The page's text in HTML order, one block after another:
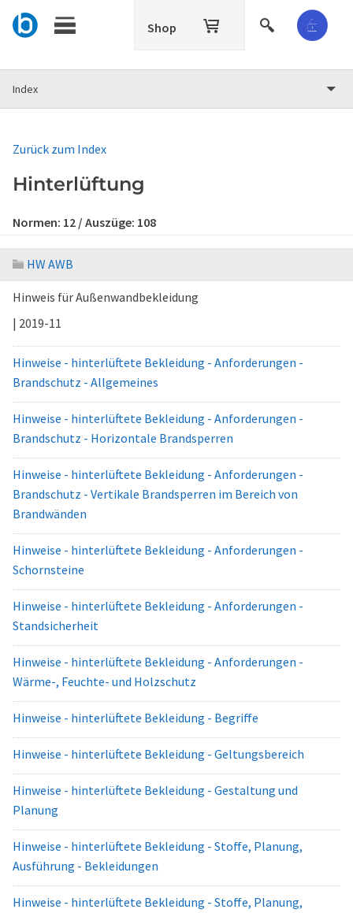
Shop
Index
Zurück zum Index
Hinterlüftung
Normen: 12 / Auszüge: 108
HW AWB
Hinweis für Außenwandbekleidung
| 2019-11
Hinweise - hinterlüftete Bekleidung - Anforderungen -
Brandschutz - Allgemeines
Hinweise - hinterlüftete Bekleidung - Anforderungen -
Brandschutz - Horizontale Brandsperren
Hinweise - hinterlüftete Bekleidung - Anforderungen -
Brandschutz - Vertikale Brandsperren im Bereich von
Brandwänden
Hinweise - hinterlüftete Bekleidung - Anforderungen -
Schornsteine
Hinweise - hinterlüftete Bekleidung - Anforderungen -
Standsicherheit
Hinweise - hinterlüftete Bekleidung - Anforderungen -
Wärme-, Feuchte- und Holzschutz
Hinweise - hinterlüftete Bekleidung - Begriffe
Hinweise - hinterlüftete Bekleidung - Geltungsbereich
Hinweise - hinterlüftete Bekleidung - Gestaltung und
Planung
Hinweise - hinterlüftete Bekleidung - Stoffe, Planung,
Ausführung - Bekleidungen
Hinweise - hinterlüftete Bekleidung - Stoffe, Planung,